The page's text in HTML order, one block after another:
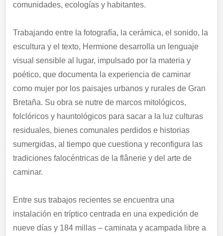
comunidades, ecologías y habitantes.
Trabajando entre la fotografía, la cerámica, el sonido, la
escultura y el texto, Hermione desarrolla un lenguaje
visual sensible al lugar, impulsado por la materia y
poético, que documenta la experiencia de caminar
como mujer por los paisajes urbanos y rurales de Gran
Bretaña. Su obra se nutre de marcos mitológicos,
folclóricos y hauntológicos para sacar a la luz culturas
residuales, bienes comunales perdidos e historias
sumergidas, al tiempo que cuestiona y reconfigura las
tradiciones falocéntricas de la flânerie y del arte de
caminar.
Entre sus trabajos recientes se encuentra una
instalación en tríptico centrada en una expedición de
nueve días y 184 millas – caminata y acampada libre a